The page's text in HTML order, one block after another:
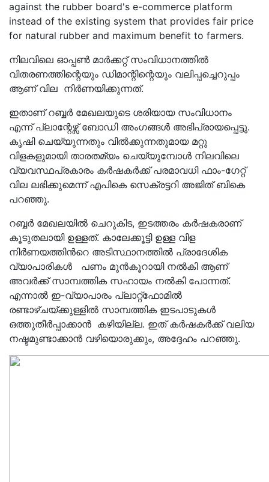
against the rubber board's e-commerce platform
instead of the existing system that provides fair price
for natural rubber and maximum benefit to farmers.
നിലവിലെ ഓപ്പൺ മാർക്കറ്റ് സംവിധാനത്തിൽ
വിതരണത്തിന്റെയും ഡിമാന്റിന്റെയും വലിപ്പച്ചെറുപ്പം
ആണ് വില നിർണയിക്കുന്നത്‌.
ഇതാണ് റബ്ബർ മേഖലയുടെ ശരിയായ സംവിധാനം
എന്ന് പ്ലാന്റേഴ്സ് ബോഡി അംഗങ്ങൾ അഭിപ്രായപ്പെട്ടു.
കൃഷി ചെയ്യുന്നതും വിൽക്കുന്നതുമായ മറ്റു
വിളകളുമായി താരതമ്യം ചെയ്യുമ്പോൾ നിലവിലെ
വ്യവസ്ഥപ്രകാരം കർഷകർക്ക് പരമാവധി ഫാം-ഗേറ്റ്
വില ലഭിക്കുമെന്ന് എപികെ സെക്രട്ടറി അജിത് ബികെ
പറഞ്ഞു.
റബ്ബർ മേഖലയിൽ ചെറുകിട, ഇടത്തരം കർഷകരാണ്
കൂടുതലായി ഉള്ളത്. കാലേക്കൂട്ടി ഉള്ള വിള
നിർണയത്തിൻറെ അടിസ്ഥാനത്തിൽ പ്രാദേശിക
വ്യാപാരികൾ പണം മുൻകൂറായി നൽകി ആണ്
അവർക്ക് സാമ്പത്തിക സഹായം നൽകി പോന്നത്.
എന്നാൽ ഇ-വ്യാപാരം പ്ലാറ്റ്ഫോമിൽ
രണ്ടാഴ്ചയ്ക്കുള്ളിൽ സാമ്പത്തിക ഇടപാടുകൾ
ഒത്തുതീർപ്പാക്കാൻ കഴിയില്ല. ഇത് കർഷകർക്ക് വലിയ
നഷ്ടമുണ്ടാക്കാൻ വഴിയൊരുക്കും, അദ്ദേഹം പറഞ്ഞു.